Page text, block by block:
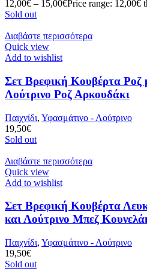
12,00€ – 15,00€Price range: 12,00€
Sold out
Διαβάστε περισσότερα
Quick view
Add to wishlist
Σετ Βρεφική Κουβέρτα Ροζ
Λούτρινο Ροζ Αρκουδάκι
Παιχνίδι, Υφασμάτινο - Λούτρινο
19,50€
Sold out
Διαβάστε περισσότερα
Quick view
Add to wishlist
Σετ Βρεφική Κουβέρτα
και Λούτρινο Μπεζ
Παιχνίδι, Υφασμάτινο - Λούτρινο
19,50€
Sold out